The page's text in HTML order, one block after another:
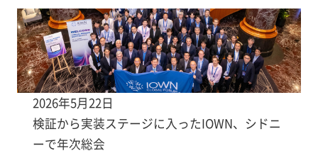
2026年5月22日
検証から実装ステージに入ったIOWN、シドニ
ーで年次総会